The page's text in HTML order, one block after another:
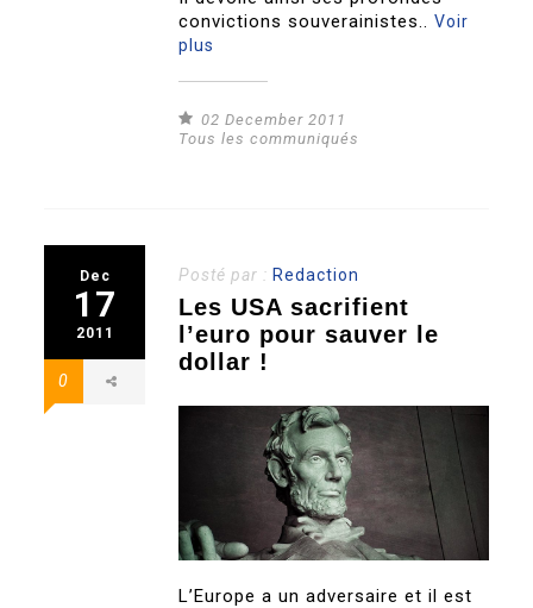
convictions souverainistes..Voir
plus
02 December 2011
Tous les communiqués
Dec
17
2011
0
Posté par : Redaction
Les USA sacrifient
l’euro pour sauver le
dollar !
L’Europe a un adversaire et il est